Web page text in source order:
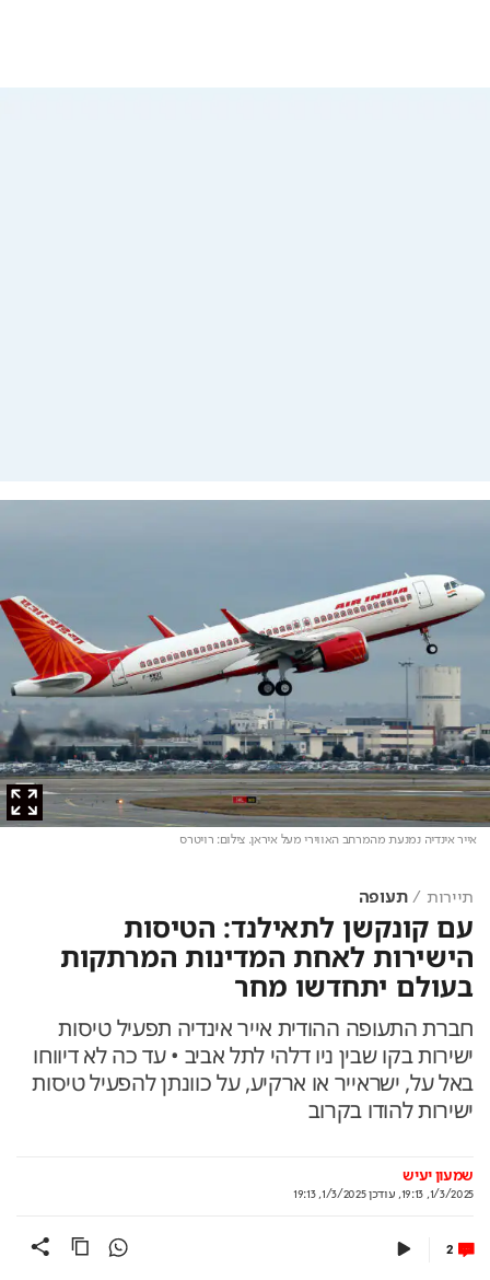
אייר אינדיה נמנעת מהמרחב האווירי מעל איראן. צילום: רויטרס
תיירות תעופה
עם קונקשן לתאילנד: הטיסות
הישירות לאחת המדינות המרתקות
בעולם יתחדשו מחר
חברת התעופה ההודית אייר אינדיה תפעיל טיסות
ישירות בקו שבין ניו דלהי לתל אביב • עד כה לא דיווחו
באל על, ישראייר או ארקיע, על כוונתן להפעיל טיסות
ישירות להודו בקרוב
שמעון יעיש
1/3/2025, 19:13
, עודכן1/3/2025, 19:13
2